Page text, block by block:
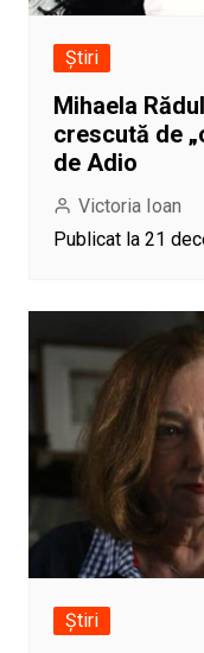
Știri
Mihaela
crescută de
de Adio
Victoria Ioan
Publicat la 21
Știri